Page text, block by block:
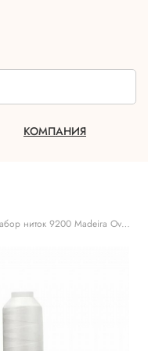
КОМПАНИЯ
Набор ниток 9200 Madeira Overlockbox 3+1, Black&White